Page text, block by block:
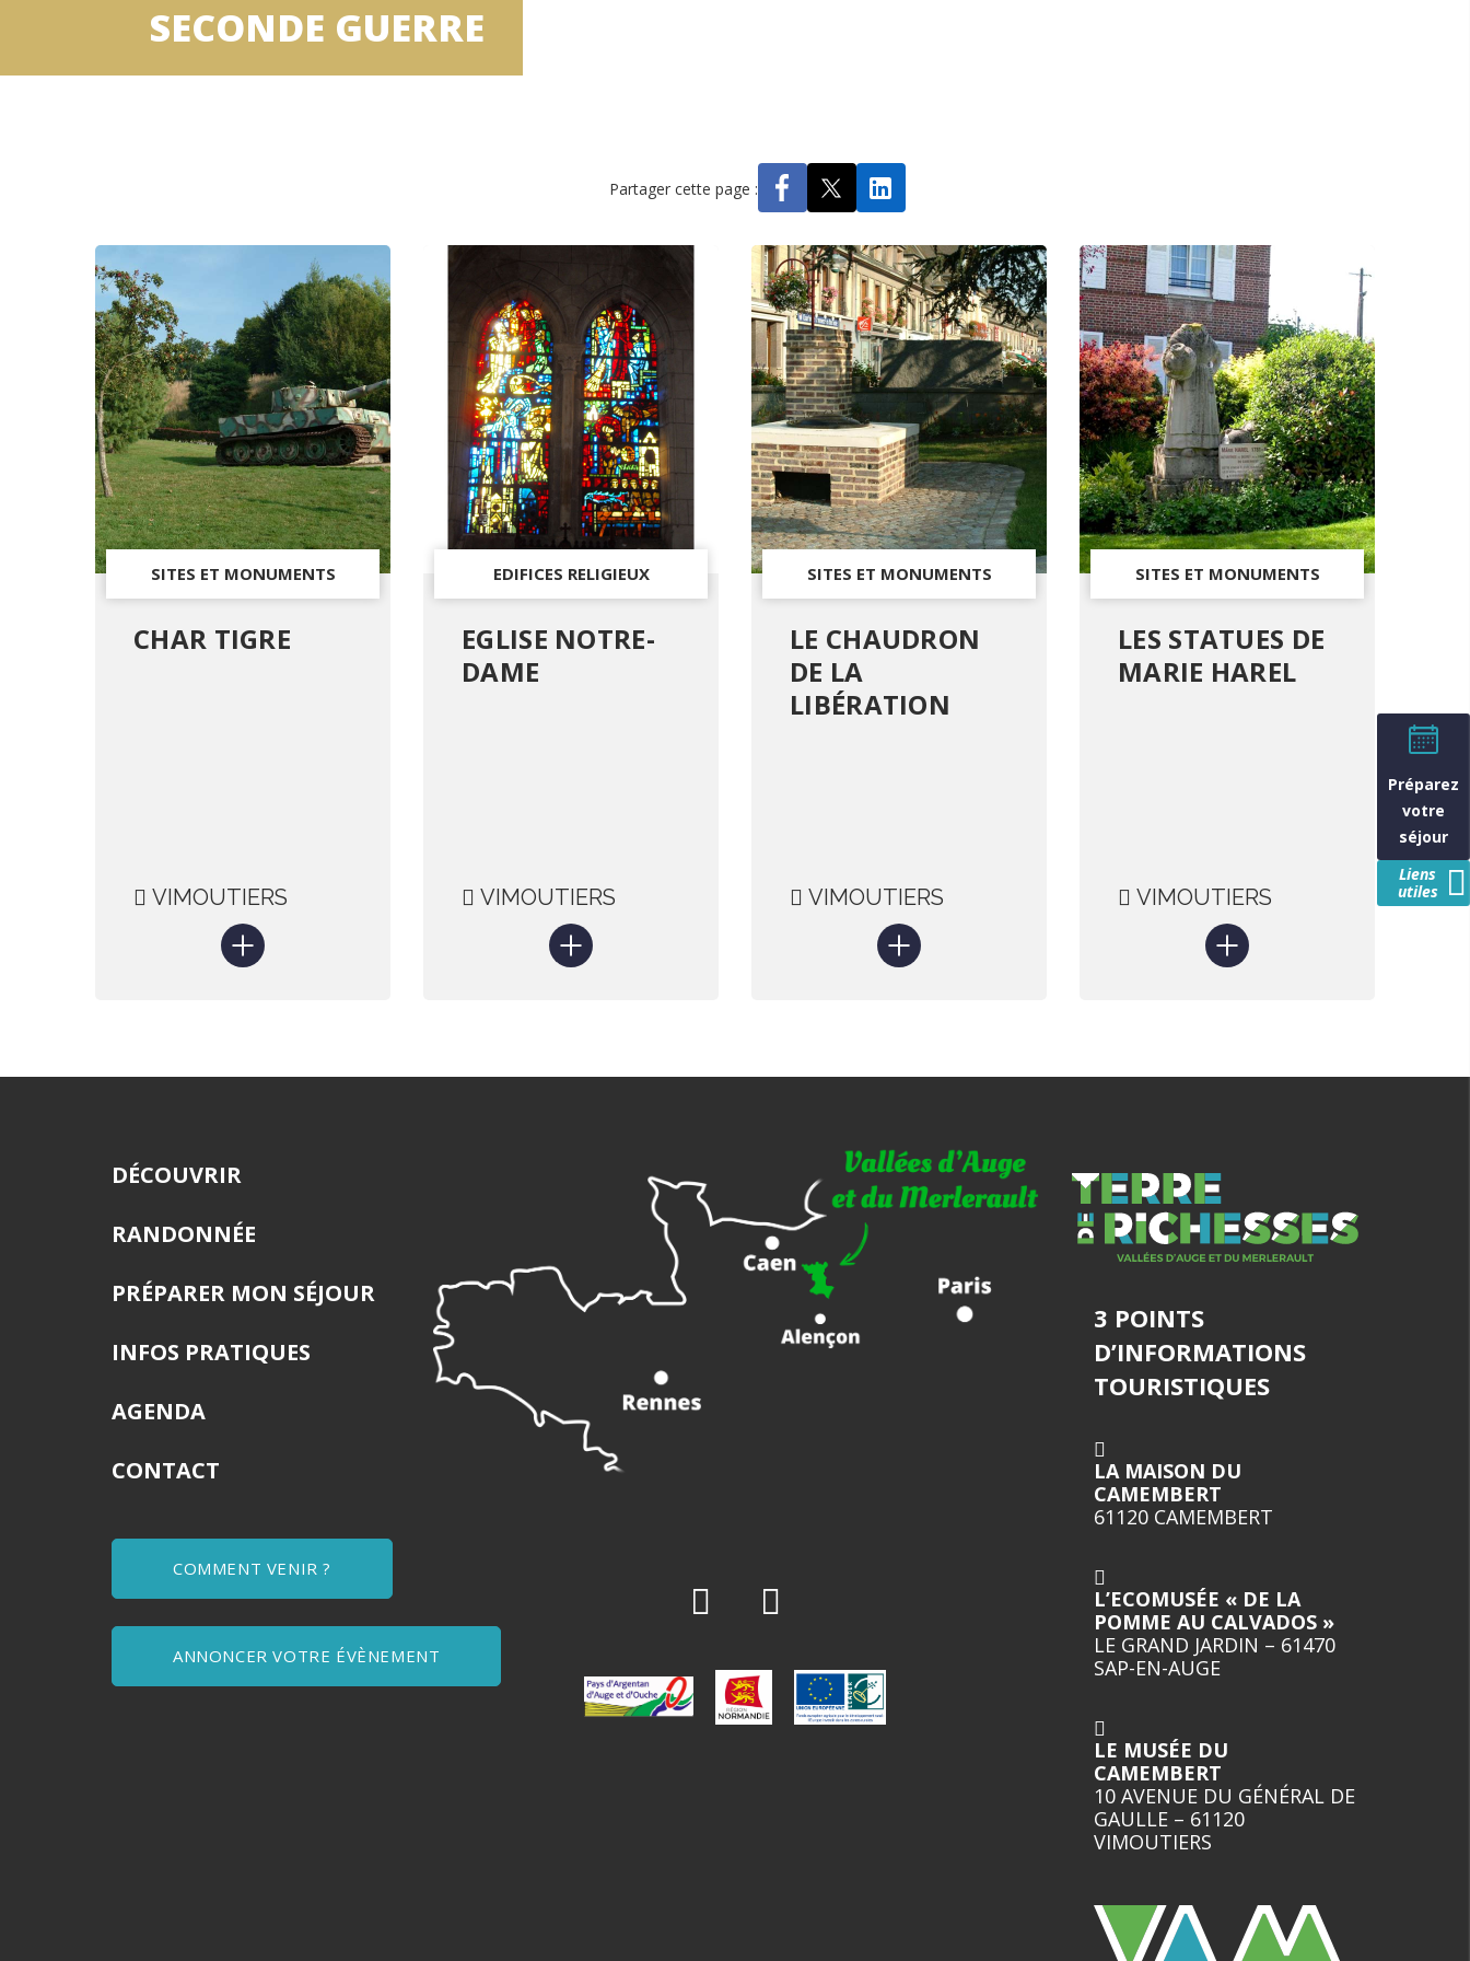
SECONDE GUERRE
Partager cette page :
SITES ET MONUMENTS
CHAR TIGRE
VIMOUTIERS
EDIFICES RELIGIEUX
EGLISE NOTRE-
DAME
VIMOUTIERS
SITES ET MONUMENTS
LE CHAUDRON
DE LA
LIBÉRATION
VIMOUTIERS
SITES ET MONUMENTS
LES STATUES DE
MARIE HAREL
VIMOUTIERS
DÉCOUVRIR
RANDONNÉE
PRÉPARER MON SÉJOUR
INFOS PRATIQUES
AGENDA
CONTACT
COMMENT VENIR ?
ANNONCER VOTRE ÉVÈNEMENT
3 POINTS
D’INFORMATIONS
TOURISTIQUES
LA MAISON DU
CAMEMBERT
61120 CAMEMBERT
L’ECOMUSÉE « DE LA
POMME AU CALVADOS »
LE GRAND JARDIN – 61470
SAP-EN-AUGE
LE MUSÉE DU
CAMEMBERT
10 AVENUE DU GÉNÉRAL DE
GAULLE – 61120
VIMOUTIERS
Préparez
votre
séjour
Liens
utiles